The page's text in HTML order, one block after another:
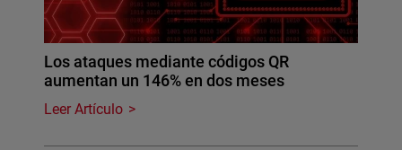
Los ataques mediante códigos QR
aumentan un 146% en dos meses
Leer Artículo